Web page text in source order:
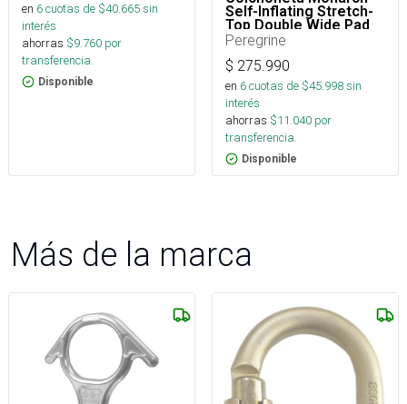
en 6cuotas de $40.665sin
interés
ahorras $9.760 por
transferencia.
Disponible
Self-Inflating Stretch-
Top Double Wide Pad
4"
Peregrine
$ 275.990
en 6cuotas de $45.998sin
interés
ahorras $11.040 por
transferencia.
Disponible
Más de la marca